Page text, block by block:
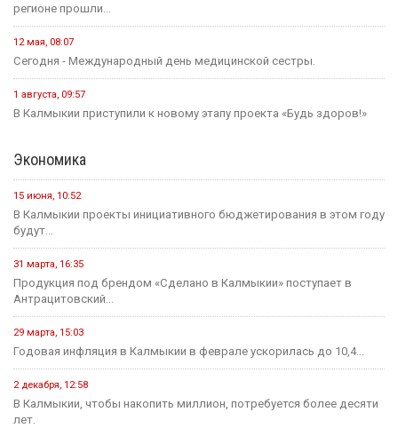
регионе прошли...
12 мая, 08:07
Сегодня - Международный день медицинской сестры.
1 августа, 09:57
В Калмыкии приступили к новому этапу проекта «Будь здоров!»
Экономика
15 июня, 10:52
В Калмыкии проекты инициативного бюджетирования в этом году
будут...
31 марта, 16:35
Продукция под брендом «Сделано в Калмыкии» поступает в
Антрацитовский...
29 марта, 15:03
Годовая инфляция в Калмыкии в феврале ускорилась до 10,4...
2 декабря, 12:58
В Калмыкии, чтобы накопить миллион, потребуется более десяти
лет.